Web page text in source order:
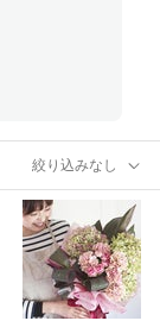
絞り込みなし